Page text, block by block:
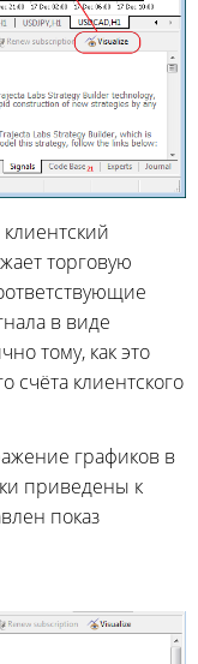
торговую
в виде
тому, как это
счёта клиентского
графиков в
приведены к
показ